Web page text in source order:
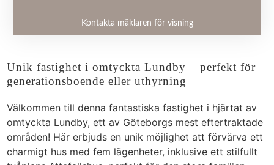
Kontakta mäklaren för visning
Unik fastighet i omtyckta Lundby – perfekt för
generationsboende eller uthyrning
Välkommen till denna fantastiska fastighet i hjärtat av
omtyckta Lundby, ett av Göteborgs mest eftertraktade
områden! Här erbjuds en unik möjlighet att förvärva ett
charmigt hus med fem lägenheter, inklusive ett stilfullt